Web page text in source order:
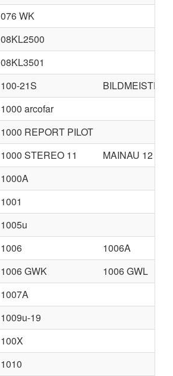
076 WK
08KL2500
08KL3501
100-21S
BILDMEISTER
1000 arcofar
1000 REPORT PILOT
1000 STEREO 11
MAINAU 12
1000A
1001
1005u
1006
1006A
1006 GWK
1006 GWL
1007A
1009u-19
100X
1010